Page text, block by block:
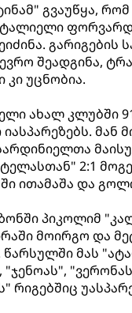
გვაუწყა,
გარიგების
შეადგინა,
უცნობია.
ახალ კლუბში
მან
2:1
ითამაშა და
პიკოლიმ
მოირგო და
წარსულში მას
"ჯენოას",
რიგებშიც